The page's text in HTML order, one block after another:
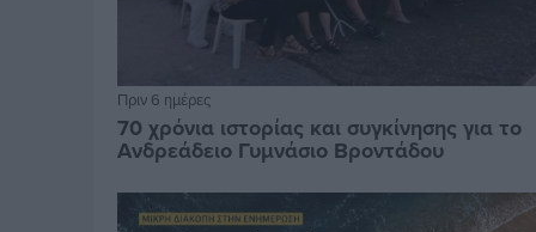
Πριν 6 ημέρες
70 χρόνια ιστορίας και συγκίνησης για το
Ανδρεάδειο Γυμνάσιο Βροντάδου